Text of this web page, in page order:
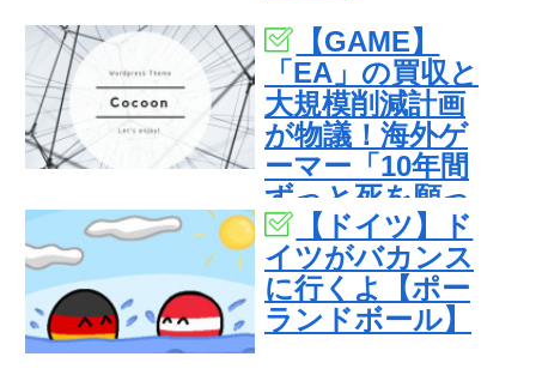
【GAME】
「EA」の買収と
大規模削減計画
が物議！海外ゲ
ーマー「10年間
ずっと死を願っ
てた」【ドイツ】ド
イツがバカンス
に行くよ【ポー
ランドボール】